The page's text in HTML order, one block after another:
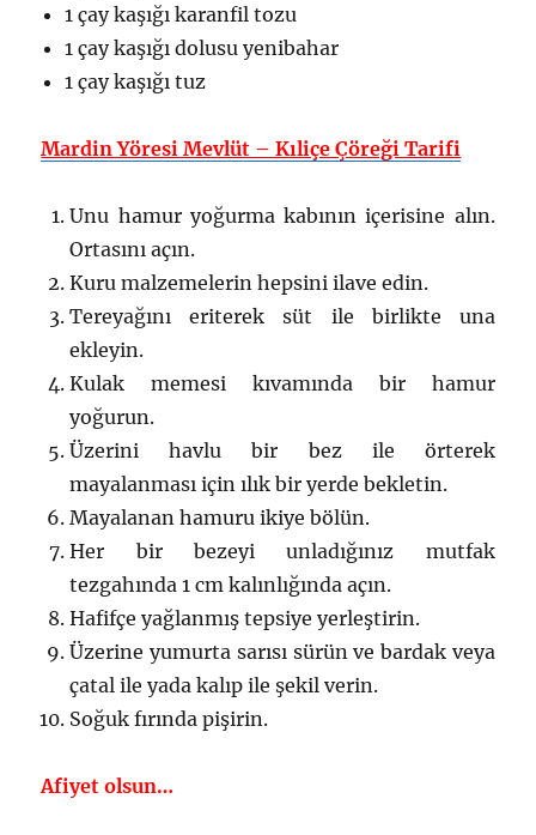
1 çay kaşığı karanfil tozu
1 çay kaşığı dolusu yenibahar
1 çay kaşığı tuz
Mardin Yöresi Mevlüt – Kıliçe Çöreği Tarifi
Unu hamur yoğurma kabının içerisine alın.
Ortasını açın.
Kuru malzemelerin hepsini ilave edin.
Tereyağını eriterek süt ile birlikte una
ekleyin.
Kulak memesi kıvamında bir hamur
yoğurun.
Üzerini havlu bir bez ile örterek
mayalanması için ılık bir yerde bekletin.
Mayalanan hamuru ikiye bölün.
Her bir bezeyi unladığınız mutfak
tezgahında 1 cm kalınlığında açın.
Hafifçe yağlanmış tepsiye yerleştirin.
Üzerine yumurta sarısı sürün ve bardak veya
çatal ile yada kalıp ile şekil verin.
Soğuk fırında pişirin.
Afiyet olsun…